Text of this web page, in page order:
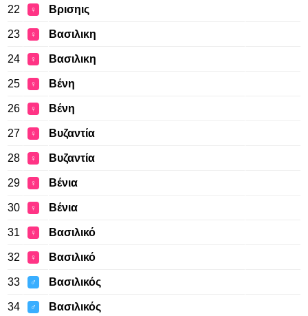
22 ♀ Βρισηις
23 ♀ Βασιλικη
24 ♀ Βασιλικη
25 ♀ Βένη
26 ♀ Βένη
27 ♀ Βυζαντία
28 ♀ Βυζαντία
29 ♀ Βένια
30 ♀ Βένια
31 ♀ Βασιλικό
32 ♀ Βασιλικό
33 ♂ Βασιλικός
34 ♂ Βασιλικός